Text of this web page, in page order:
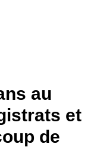
au
et
de